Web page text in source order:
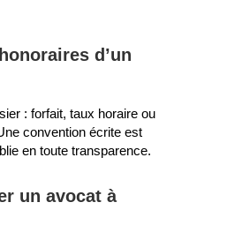
d’un
: forfait, taux horaire ou
convention écrite est
en toute transparence.
un avocat à